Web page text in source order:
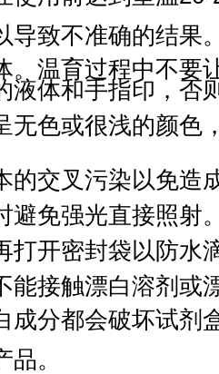
导致不准确的结果
。温育过程中不要
液体和手指印，否
无色或很浅的颜色
的交叉污染以免造
避免强光直接照射
打开密封袋以防水
能接触漂白溶剂或
成分都会破坏试剂
。